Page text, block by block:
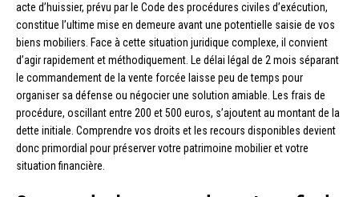
acte d’huissier, prévu par le Code des procédures civiles d’exécution,
constitue l’ultime mise en demeure avant une potentielle saisie de vos
biens mobiliers. Face à cette situation juridique complexe, il convient
d’agir rapidement et méthodiquement. Le délai légal de 2 mois séparant
le commandement de la vente forcée laisse peu de temps pour
organiser sa défense ou négocier une solution amiable. Les frais de
procédure, oscillant entre 200 et 500 euros, s’ajoutent au montant de la
dette initiale. Comprendre vos droits et les recours disponibles devient
donc primordial pour préserver votre patrimoine mobilier et votre
situation financière.